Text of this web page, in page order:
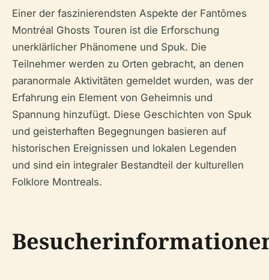
Einer der faszinierendsten Aspekte der Fantômes
Montréal Ghosts Touren ist die Erforschung
unerklärlicher Phänomene und Spuk. Die
Teilnehmer werden zu Orten gebracht, an denen
paranormale Aktivitäten gemeldet wurden, was der
Erfahrung ein Element von Geheimnis und
Spannung hinzufügt. Diese Geschichten von Spuk
und geisterhaften Begegnungen basieren auf
historischen Ereignissen und lokalen Legenden
und sind ein integraler Bestandteil der kulturellen
Folklore Montreals.